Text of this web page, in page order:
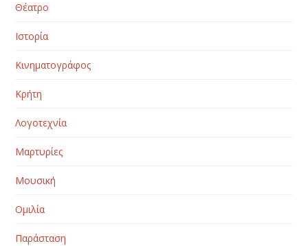
Θέατρο
Ιστορία
Κινηματογράφος
Κρήτη
Λογοτεχνία
Μαρτυρίες
Μουσική
Ομιλία
Παράσταση